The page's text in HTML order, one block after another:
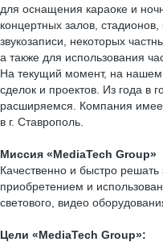
для оснащения караоке и
концертных залов,
звукозаписи, некоторых
а также для использования
На текущий момент, на
сделок и проектов. Из года в
расширяемся. Компания
в г. Ставрополь.
Миссия «MediaTech Group»
Качественно и быстро
приобретением и
светового, видео
Цели «MediaTech Group»: